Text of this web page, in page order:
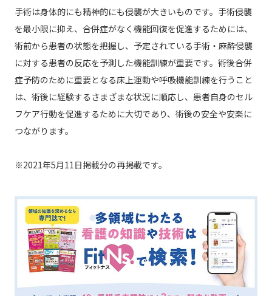
手術は身体的にも精神的にも侵襲が大きいものです。手術侵襲
を最小限に抑え、合併症がなく機能回復を促進するためには、
術前から患者の状態を把握し、予定されている手術・麻酔侵襲
に対する患者の反応を予測した機能訓練が重要です。術後合併
症予防のために重要となる床上運動や呼吸機能訓練を行うこと
は、術後に経験するさまざまな状況に順応し、患者自身のセル
フケア行動を促進するために大切であり、術後の安全や安楽に
つながります。
※2021年5月11日掲載分の再掲載です。